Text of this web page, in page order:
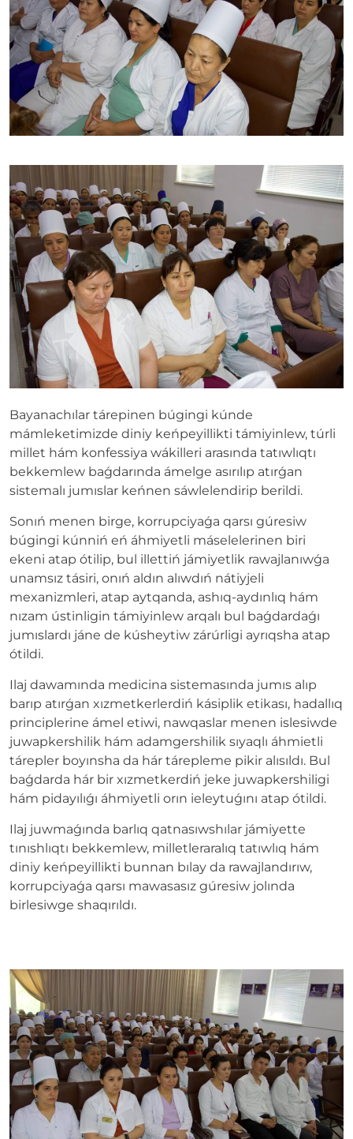
Bayanachılar tárepinen búgingi kúnde
mámleketimizde diniy keńpeyillikti támiyinlew, túrli
millet hám konfessiya wákilleri arasında tatıwlıqtı
bekkemlew baǵdarında ámelge asırılıp atırǵan
sistemalı jumıslar keńnen sáwlelendirip berildi.
Sonıń menen birge, korrupciyaǵa qarsı gúresiw
búgingi kúnniń eń áhmiyetli máselelerinen biri
ekeni atap ótilip, bul illettiń jámiyetlik rawajlanıwǵa
unamsız tásiri, onıń aldın alıwdıń nátiyjeli
mexanizmleri, atap aytqanda, ashıq-aydınlıq hám
nızam ústinligin támiyinlew arqalı bul baǵdardaǵı
jumıslardı jáne de kúsheytiw zárúrligi ayrıqsha atap
ótildi.
Ilaj dawamında medicina sistemasında jumıs alıp
barıp atırǵan xızmetkerlerdiń kásiplik etikası, hadallıq
principlerine ámel etiwi, nawqaslar menen islesiwde
juwapkershilik hám adamgershilik sıyaqlı áhmietli
tárepler boyınsha da hár tárepleme pikir alısıldı. Bul
baǵdarda hár bir xızmetkerdiń jeke juwapkershiligi
hám pidayılıǵı áhmiyetli orın ieleytuǵını atap ótildi.
Ilaj juwmaǵında barlıq qatnasıwshılar jámiyette
tınıshlıqtı bekkemlew, milletleraralıq tatıwlıq hám
diniy keńpeyillikti bunnan bılay da rawajlandırıw,
korrupciyaǵa qarsı mawasasız gúresiw jolında
birlesiwge shaqırıldı.